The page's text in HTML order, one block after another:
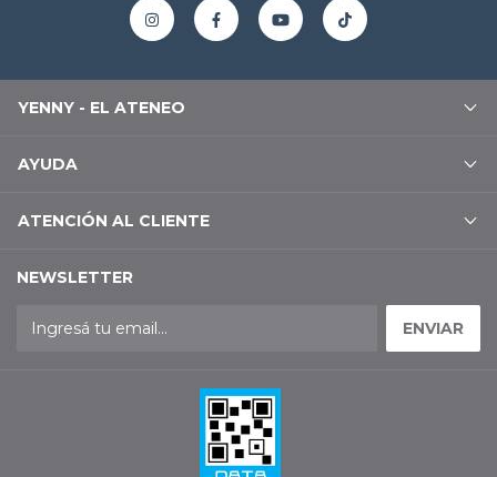
YENNY - EL ATENEO
AYUDA
ATENCIÓN AL CLIENTE
NEWSLETTER